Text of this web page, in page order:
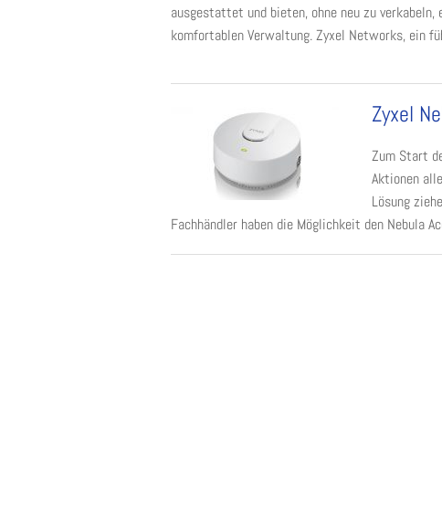
ausgestattet und bieten, ohne neu zu
komfortablen Verwaltung. Zyxel Networks, ein
Zyxel
Zum Start
Aktionen
Lösung
Fachhändler haben die Möglichkeit den Nebula